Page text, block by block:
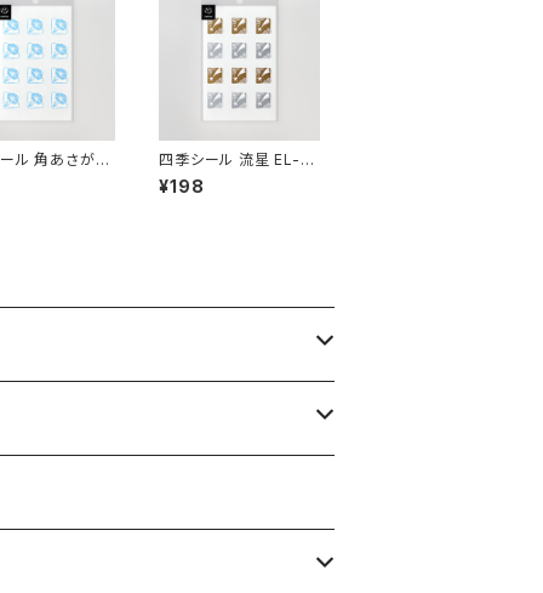
ル 角あさがお
四季シール 流星 EL-5
0
¥198